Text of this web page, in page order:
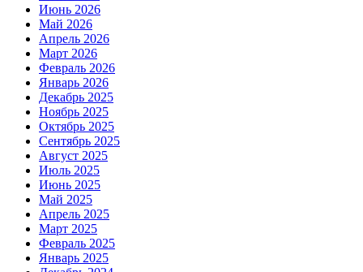
Июнь 2026
Май 2026
Апрель 2026
Март 2026
Февраль 2026
Январь 2026
Декабрь 2025
Ноябрь 2025
Октябрь 2025
Сентябрь 2025
Август 2025
Июль 2025
Июнь 2025
Май 2025
Апрель 2025
Март 2025
Февраль 2025
Январь 2025